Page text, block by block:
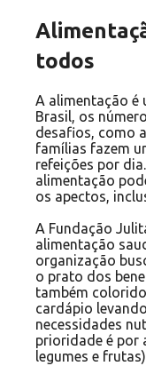
todos
A alimentação é
Brasil, os
desafios, como
famílias fazem
refeições por
alimentação
os apectos,
A Fundação
alimentação
organização
o prato dos
também
cardápio
necessidades
prioridade é por
legumes e